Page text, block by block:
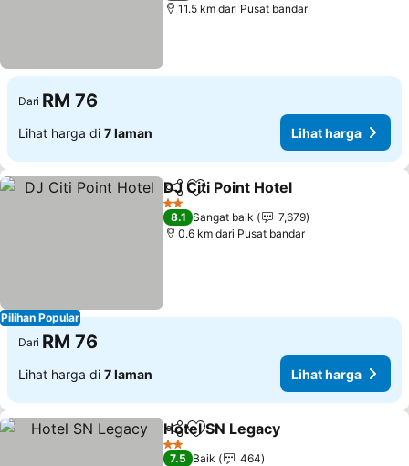
11.5 km dari Pusat bandar
Dari RM 76
Lihat harga di 7 laman Lihat harga
Pilihan Popular
KongsiTambah ke favorit
DJ Citi Point Hotel
2 Bintang
8.1 Sangat baik
7,679
0.6 km dari Pusat bandar
Dari RM 76
Lihat harga di 7 laman Lihat harga
KongsiTambah ke favorit
Hotel SN Legacy
2 Bintang
7.5 Baik
464